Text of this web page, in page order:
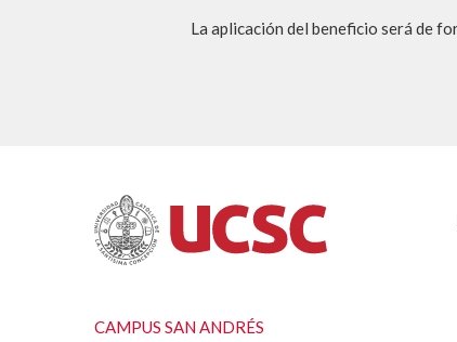
La aplicación del beneficio será de
CAMPUS SAN ANDRÉS